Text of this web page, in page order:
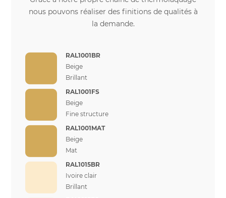
nous pouvons réaliser des finitions de qualités à
la demande.
RAL1001BR
Beige
Brillant
RAL1001FS
Beige
Fine structure
RAL1001MAT
Beige
Mat
RAL1015BR
Ivoire clair
Brillant